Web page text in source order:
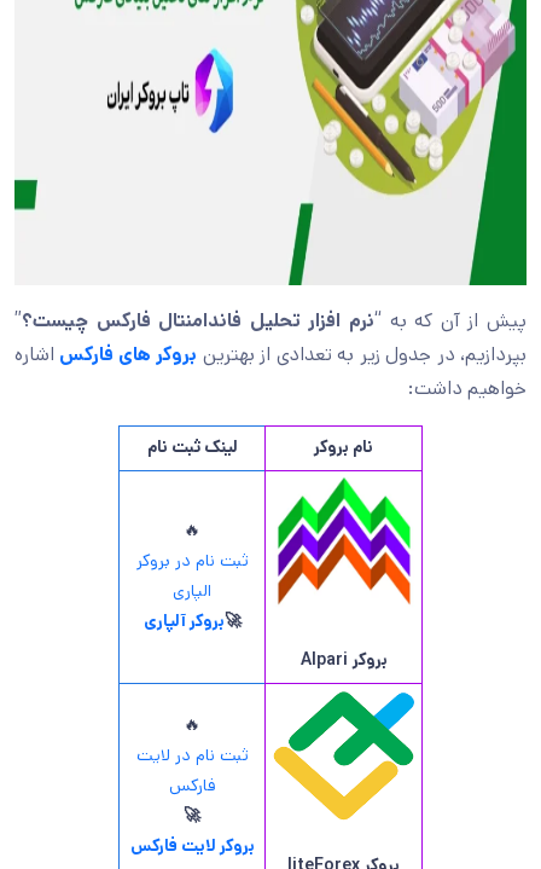
پیش از آن که به “نرم افزار تحلیل فاندامنتال فارکس چیست؟”
بپردازیم، در جدول زیر به تعدادی از بهترین بروکر های فارکس اشاره
خواهیم داشت:
نام بروکر لینک ثبت نام
بروکر Alpari
🔥
ثبت نام در بروکر
الپاری
🚀بروکر آلپاری
🔥
ثبت نام در لایت
فارکس
🚀
بروکر لایت فارکس